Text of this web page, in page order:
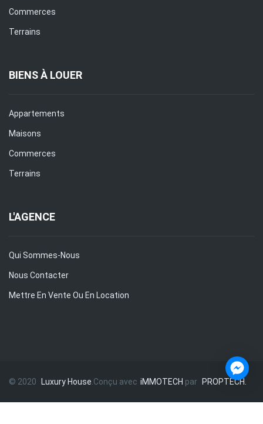
Commerces
Terrains
BIENS À LOUER
Appartements
Maisons
Commerces
Terrains
L'AGENCE
Qui Sommes-Nous
Nous Contacter
Mettre En Vente Ou En Location
© 2020 Luxury House .Conçu avec iMMOTECH par PROPTECH.